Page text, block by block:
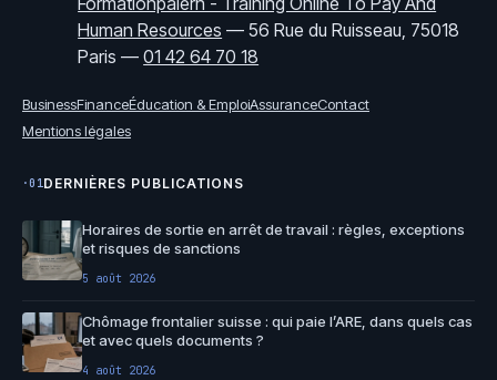
Human Resources —56 Rue du Ruisseau, 75018
Paris —01 42 64 70 18
BusinessFinanceÉducation & EmploiAssuranceContact
Mentions légales
·01DERNIÈRES PUBLICATIONS
Horaires de sortie en arrêt de travail : règles, exceptions
et risques de sanctions
5 août 2026
Chômage frontalier suisse : qui paie l’ARE, dans quels cas
et avec quels documents ?
4 août 2026